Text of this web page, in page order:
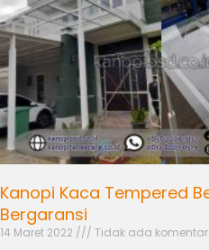
Kanopi Kaca Tempered
Bergaransi
14 Maret 2022 Tidak ada komentar